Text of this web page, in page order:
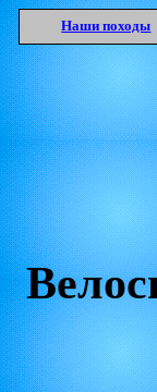
Наши походы